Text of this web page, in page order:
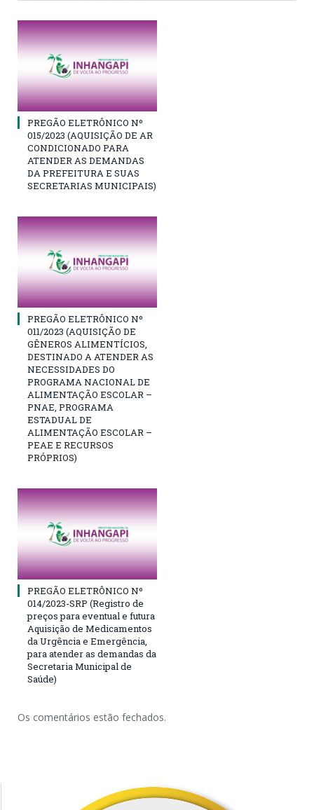
PREGÃO ELETRÔNICO Nº
015/2023 (AQUISIÇÃO DE AR
CONDICIONADO PARA
ATENDER AS DEMANDAS
DA PREFEITURA E SUAS
SECRETARIAS MUNICIPAIS)
PREGÃO ELETRÔNICO Nº
011/2023 (AQUISIÇÃO DE
GÊNEROS ALIMENTÍCIOS,
DESTINADO A ATENDER AS
NECESSIDADES DO
PROGRAMA NACIONAL DE
ALIMENTAÇÃO ESCOLAR –
PNAE, PROGRAMA
ESTADUAL DE
ALIMENTAÇÃO ESCOLAR –
PEAE E RECURSOS
PRÓPRIOS)
PREGÃO ELETRÔNICO Nº
014/2023-SRP (Registro de
preços para eventual e futura
Aquisição de Medicamentos
da Urgência e Emergência,
para atender as demandas da
Secretaria Municipal de
Saúde)
Os comentários estão fechados.